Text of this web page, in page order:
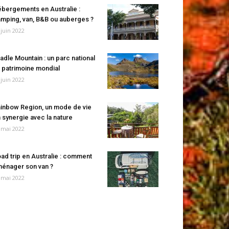
en Australie :
van, B&B ou auberges ?
2022
Mountain : un parc national
patrimoine mondial
2022
Region, un mode de vie
synergie avec la nature
2022
trip en Australie : comment
son van ?
2022